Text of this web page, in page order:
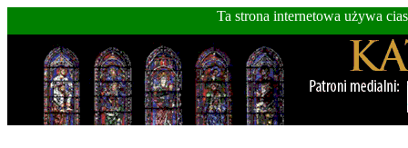
Ta strona internetowa używa